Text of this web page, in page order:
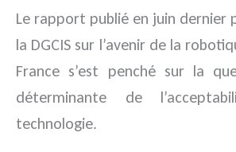
Le rapport publié en juin dernier
la DGCIS sur l’avenir de la
France s’est penché sur la
déterminante de
technologie.